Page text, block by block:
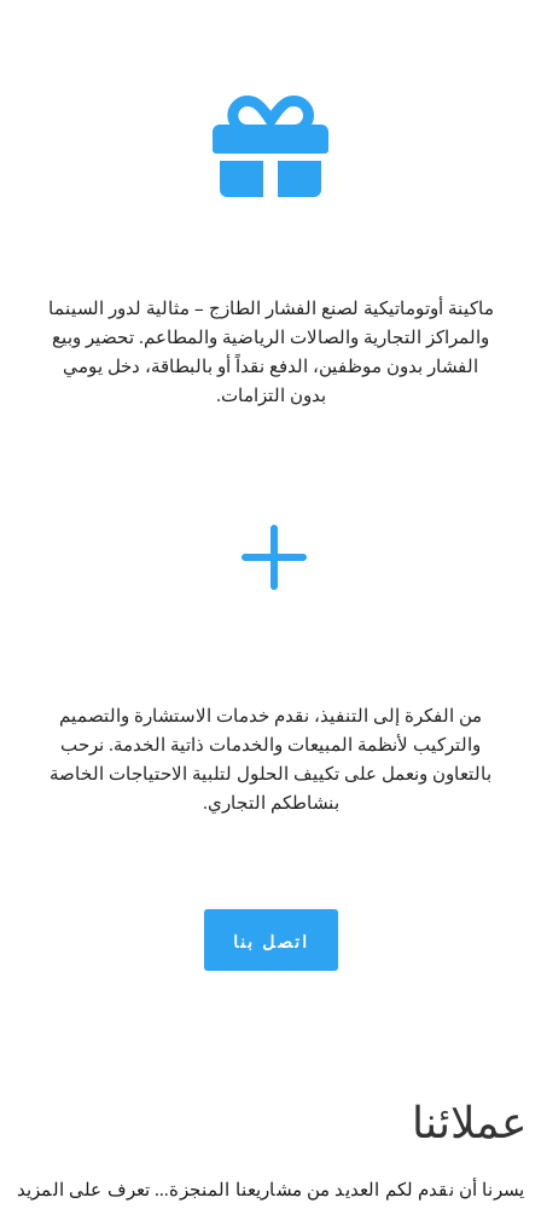

ماكينة أوتوماتيكية لصنع الفشار الطازج – مثالية لدور السينما
والمراكز التجارية والصالات الرياضية والمطاعم. تحضير وبيع
الفشار بدون موظفين، الدفع نقداً أو بالبطاقة، دخل يومي
بدون التزامات.
L
من الفكرة إلى التنفيذ، نقدم خدمات الاستشارة والتصميم
والتركيب لأنظمة المبيعات والخدمات ذاتية الخدمة. نرحب
بالتعاون ونعمل على تكييف الحلول لتلبية الاحتياجات الخاصة
بنشاطكم التجاري.
اتصل بنا
عملائنا
يسرنا أن نقدم لكم العديد من مشاريعنا المنجزة… تعرف على المزيد